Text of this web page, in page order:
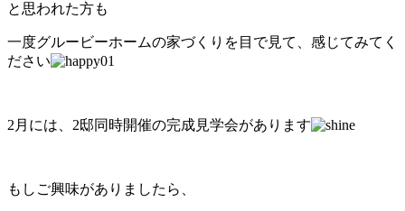
と思われた方も
一度グルービーホームの家づくりを目で見て、感じてみてく
ださい
2月には、2邸同時開催の完成見学会があります
もしご興味がありましたら、